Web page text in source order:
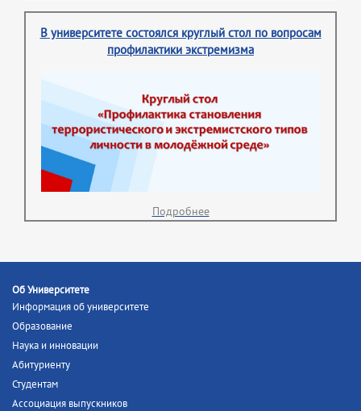
В университете состоялся круглый стол по вопросам
профилактики экстремизма
Подробнее
Об Университете
Информация об университете
Образование
Наука и инновации
Абитуриенту
Студентам
Ассоциация выпускников